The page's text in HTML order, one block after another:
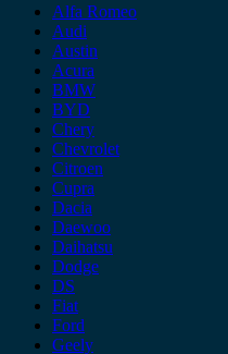
Alfa Romeo
Audi
Austin
Acura
BMW
BYD
Chery
Chevrolet
Citroen
Cupra
Dacia
Daewoo
Daihatsu
Dodge
DS
Fiat
Ford
Geely